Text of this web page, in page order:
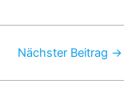
Nächster Beitrag →